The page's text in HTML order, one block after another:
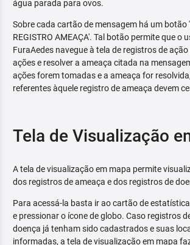
água parada para ovos.
Sobre cada cartão de mensagem há um botão
REGISTRO AMEAÇA'. Tal botão permite que o
FuraAedes navegue à tela de registros de
ações e resolver a ameaça citada na
ações forem tomadas e a ameaça for
referentes àquele registro de ameaça devem
Tela de Visualização
A tela de visualização em mapa permite
dos registros de ameaça e dos registros de
Para acessá-la basta ir ao cartão de
e pressionar o ícone de globo. Caso registros
doença já tenham sido cadastrados e suas
informadas, a tela de visualização em mapa